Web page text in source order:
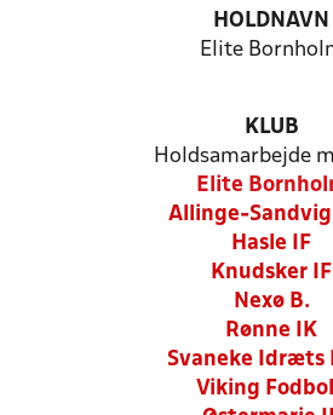
HOLDNAVN
Elite
KLUB
Holdsamarbejde
Elite
Allinge-Sandvig
Hasle IF
Knudsker IF
Nexø B.
Rønne IK
Svaneke Idræts
Viking